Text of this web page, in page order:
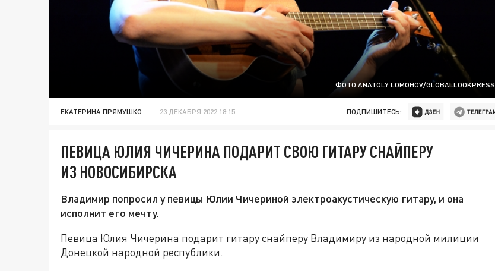
ФОТО ANATOLY LOMOHOV/GLOBALLOOKPRESS
ЕКАТЕРИНА ПРЯМУШКО 23 ДЕКАБРЯ 2022 18:15 ПОДПИШИТЕСЬ:
ПЕВИЦА ЮЛИЯ ЧИЧЕРИНА ПОДАРИТ СВОЮ ГИТАРУ СНАЙПЕРУ
ИЗ НОВОСИБИРСКА
Владимир попросил у певицы Юлии Чичериной электроакустическую гитару, и она
исполнит его мечту.
Певица Юлия Чичерина подарит гитару снайперу Владимиру из народной милиции
Донецкой народной республики.